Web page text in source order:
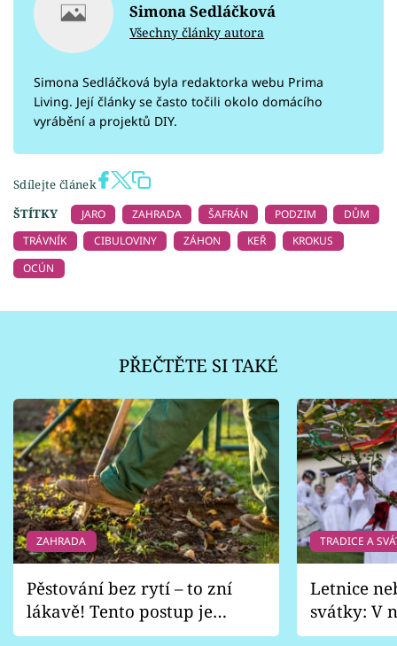
Simona Sedláčková
Všechny články autora
Simona Sedláčková byla redaktorka webu Prima
Living. Její články se často točili okolo domácího
vyrábění a projektů DIY.
Sdílejte článek
ŠTÍTKY
JARO ZAHRADA ŠAFRÁN PODZIM
DŮM
TRÁVNÍK
CIBULOVINY ZÁHON KEŘ
KROKUS
OCÚN
PŘEČTĚTE SI TAKÉ
ZAHRADA
Pěstování bez rytí – to zní
lákavě! Tento postup je
vhodný jen pro některé
TRADICE A
Letnice
svátky: V
pondělí